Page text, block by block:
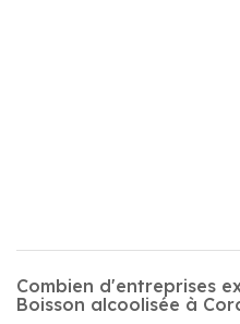
Combien d'entreprises
Boisson alcoolisée à